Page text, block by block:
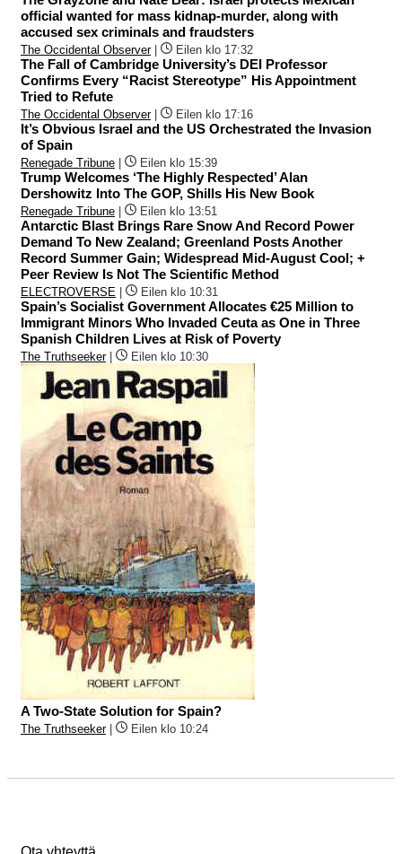
official wanted for mass kidnap-murder, along with
accused sex criminals and fraudsters
The Occidental Observer| Eilen klo 17:32
The Fall of Cambridge University’s DEI Professor
Confirms Every “Racist Stereotype” His Appointment
Tried to Refute
The Occidental Observer| Eilen klo 17:16
It’s Obvious Israel and the US Orchestrated the Invasion
of Spain
Renegade Tribune Eilen klo 15:39
Trump Welcomes ‘The Highly Respected’ Alan
Dershowitz Into The GOP, Shills His New Book
Renegade Tribune Eilen klo 13:51
Antarctic Blast Brings Rare Snow And Record Power
Demand To New Zealand; Greenland Posts Another
Record Summer Gain; Widespread Mid-August Cool; +
Peer Review Is Not The Scientific Method
ELECTROVERSE Eilen klo 10:31
Spain’s Socialist Government Allocates €25 Million to
Immigrant Minors Who Invaded Ceuta as One in Three
Spanish Children Lives at Risk of Poverty
The Truthseeker| Eilen klo 10:30
A Two-State Solution for Spain?
The Truthseeker| Eilen klo 10:24